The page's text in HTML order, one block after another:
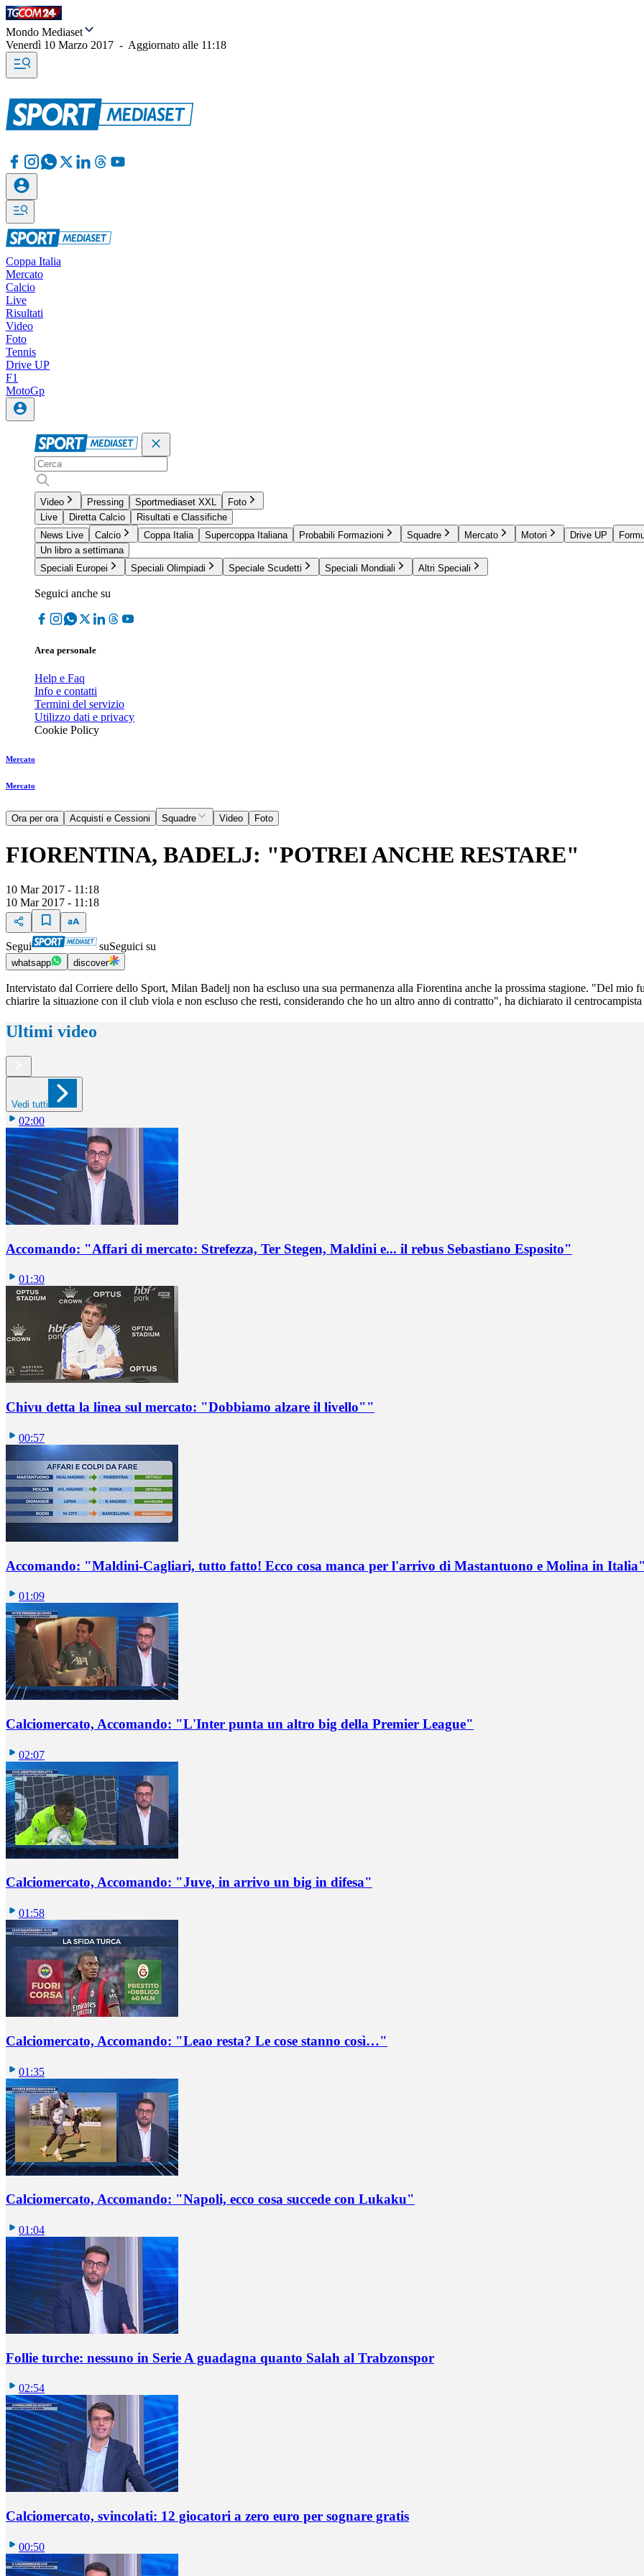
Mondo Mediaset
Venerdì 10 Marzo 2017 - Aggiornato alle 11:18
Coppa Italia
Mercato
Calcio
Live
Risultati
Video
Foto
Tennis
Drive UP
F1
MotoGp
Video Pressing Sportmediaset XXL
Foto
Live
Diretta Calcio
Risultati e Classifiche
News Live
Calcio Coppa Italia Supercoppa Italiana Probabili Formazioni Squadre Mercato Motori Drive UP
Un libro a settimana
Speciali Europei
Speciali Olimpiadi Speciale Scudetti Speciali Mondiali Altri Speciali
Seguici anche su
Area personale
Help e Faq
Info e contatti
Termini del servizio
Utilizzo dati e privacy
Cookie Policy
Mercato
Mercato
Ora per ora Acquisti e Cessioni Squadre Video Foto
FIORENTINA, BADELJ: "POTREI ANCHE RESTARE"
10 Mar 2017 - 11:18
10 Mar 2017 - 11:18
Segui suSeguici su
whatsapp discover
Intervistato dal Corriere dello Sport, Milan Badelj non ha escluso una sua permanenza alla Fiorentina anche la prossima stagione. "Del mio
chiarire la situazione con il club viola e non escluso che resti, considerando che ho un altro anno di contratto", ha dichiarato il
Ultimi video
Vedi tutti
02:00
Accomando: "Affari di mercato: Strefezza, Ter Stegen, Maldini e... il rebus Sebastiano Esposito"
01:30
Chivu detta la linea sul mercato: "Dobbiamo alzare il livello""
00:57
Accomando: "Maldini-Cagliari, tutto fatto! Ecco cosa manca per l'arrivo di Mastantuono e Molina in
01:09
Calciomercato, Accomando: "L'Inter punta un altro big della Premier League"
02:07
Calciomercato, Accomando: "Juve, in arrivo un big in difesa"
01:58
Calciomercato, Accomando: "Leao resta? Le cose stanno così…"
01:35
Calciomercato, Accomando: "Napoli, ecco cosa succede con Lukaku"
01:04
Follie turche: nessuno in Serie A guadagna quanto Salah al Trabzonspor
02:54
Calciomercato, svincolati: 12 giocatori a zero euro per sognare gratis
00:50